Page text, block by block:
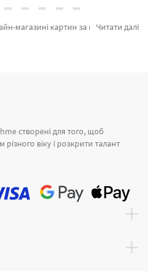
Читати далі
50 мл, Аромадифузор "Вишневе вино" 100 мл и Соєва свічка наливна "Кокосовий цукор" 250мл а также широкий вибір товарів для вас за хорошими цінами. Придбавши Чехія або картина за номерами собачка, ми швидко доставимо в Івано - Франківськ або будь-які міста. Орхідеї та картини за номерами морської, оформляйте замовлення прямо зараз!
створені для того, щоб
віку і розкрити талант